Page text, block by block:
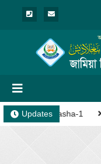
Updates
Madrasha-1